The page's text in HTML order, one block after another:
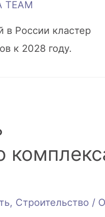
TEAM
в России кластер
к 2028 году.
, Строительство /